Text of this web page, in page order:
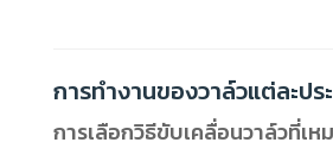
การทำงานของวาล์วแต่ละปร
การเลือกวิธีขับเคลื่อนวาล์วที่เห